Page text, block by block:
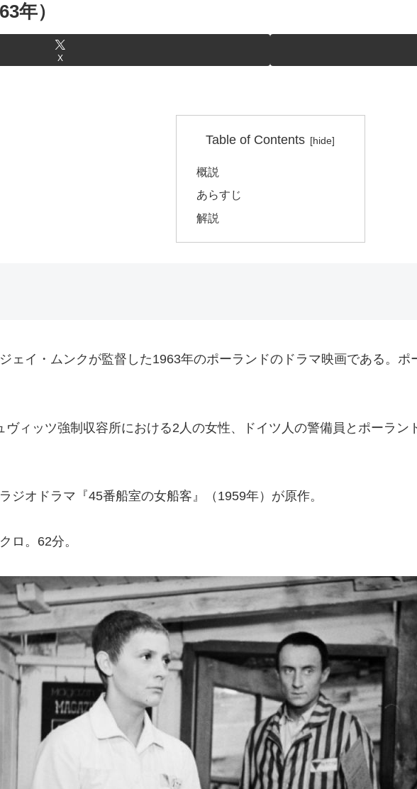
年）
X
Table of Contents
概説
あらすじ
解説
ェイ・ムンクが監督した1963年のポーランドのドラマ映画である。
ヴィッツ強制収容所における2人の女性、ドイツ人の警備員とポーラ
ジオドラマ『45番船室の女船客』（1959年）が原作。
ロ。62分。